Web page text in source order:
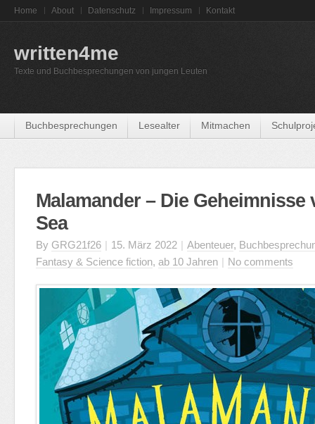
Home About Datenschutz Impressum Kontakt
written4me
Texte und Buchbesprechungen von jungen Leuten
Buchbesprechungen Lesealter Mitmachen
Malamander – Die Geheimnisse
Sea
By GRG21f26 | 15. März 2022 | Abenteuer,
Fantasy & Science fiction, ab 10 Jahren | No comments